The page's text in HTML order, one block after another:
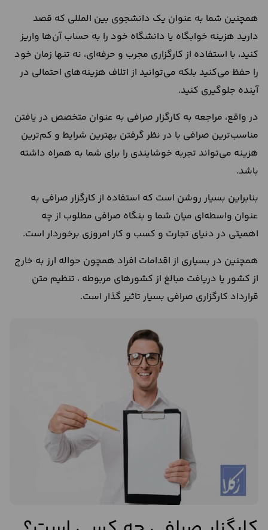
همچنین شما به عنوان یک دانشجوی بین المللی که قصد
دارید هزینه خوابگاه یا دانشگاه خود را به حساب آن‌ها واریز
کنید، با استفاده از کارگزاری مجرب و حرفه‌ای، نه تنها زمان خود
را حفظ می‌کنید بلکه می‌توانید از اتلاف هزینه‌های احتمالی در
آینده جلوگیری کنید.
در واقع، مراجعه به کارگزار صرافی به عنوان متخصص در یافتن
مناسب‌ترین صرافی با در نظر گرفتن بهترین شرایط و کم‌ترین
هزینه می‌تواند تجربه خوشایندی را برای شما به همراه داشته
باشد.
بنابراین بسیار روشن است که استفاده از کارگزار صرافی به
عنوان واسطه‌ای میان شما و بنگاه صرافی مطلوب از چه
اهمیتی در دنیای تجارت و کسب و کار امروزی برخوردار است.
همچنین در بسیاری از اقدامات افراد همچون حواله ارز به خارج
از کشور یا دریافت مبالغ از کشور‌های مربوطه ، تنظیم متن
قرارداد کارگزاری صرافی بسیار تاثیر گذار است.